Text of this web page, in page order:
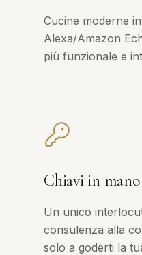
Cucine moderne
Alexa/Amazon
più funzionale e
Chiavi in mano
Un unico
consulenza alla
solo a goderti la